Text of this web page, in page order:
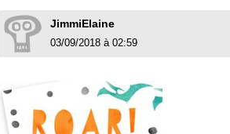
JimmiElaine
03/09/2018 à 02:59